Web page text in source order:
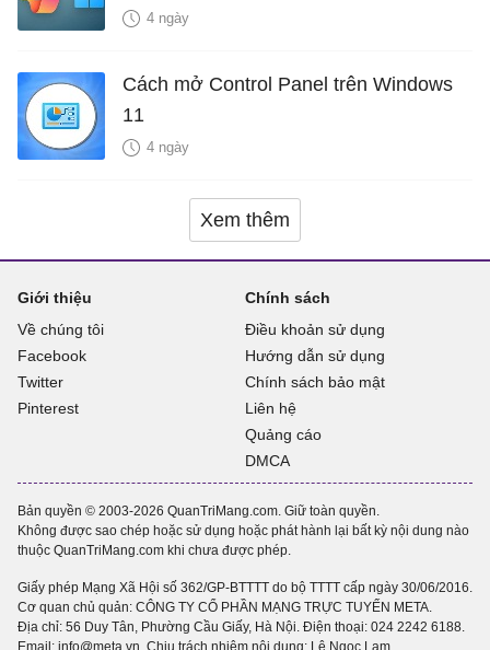
năng mới Hữu Ích
4 ngày
Cách mở Control Panel trên Windows
11
4 ngày
Xem thêm
Giới thiệu
Về chúng tôi
Facebook
Twitter
Pinterest
Chính sách
Điều khoản sử dụng
Hướng dẫn sử dụng
Chính sách bảo mật
Liên hệ
Quảng cáo
DMCA
Bản quyền © 2003-2026 QuanTriMang.com. Giữ toàn quyền.
Không được sao chép hoặc sử dụng hoặc phát hành lại bất kỳ nội dung nào
thuộc QuanTriMang.com khi chưa được phép.
Giấy phép Mạng Xã Hội số 362/GP-BTTTT do bộ TTTT cấp ngày 30/06/2016.
Cơ quan chủ quản: CÔNG TY CỔ PHẦN MẠNG TRỰC TUYẾN META.
Địa chỉ: 56 Duy Tân, Phường Cầu Giấy, Hà Nội. Điện thoại: 024 2242 6188
Email: info@meta.vn. Chịu trách nhiệm nội dung: Lê Ngọc Lam.